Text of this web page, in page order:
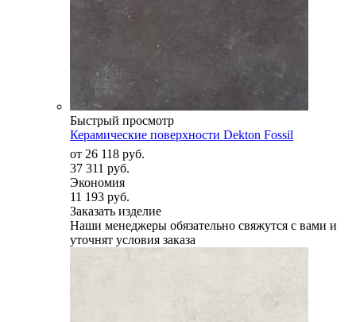
Быстрый просмотр
Керамические поверхности Dekton Fossil
от 26 118 руб.
37 311 руб.
Экономия
11 193 руб.
Заказать изделие
Наши менеджеры обязательно свяжутся с вами и
уточнят условия заказа